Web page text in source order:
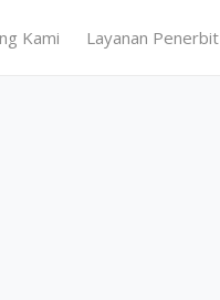
Kami Layanan Penerbit